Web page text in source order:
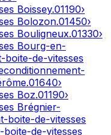
Boissey.01190›
Bolozon.01450›
Bouligneux.01330›
Bourg-en-
boite-de-vitesses
.01640›
Boz.01190›
Brégnier-
boite-de-vitesses
boite-de-vitesses